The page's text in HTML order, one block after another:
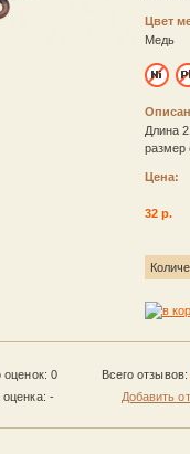
Цвет
Медь
Длина
размер
Цена:
32 р.
оценок: 0
-
Всего отзывов:
Добавить